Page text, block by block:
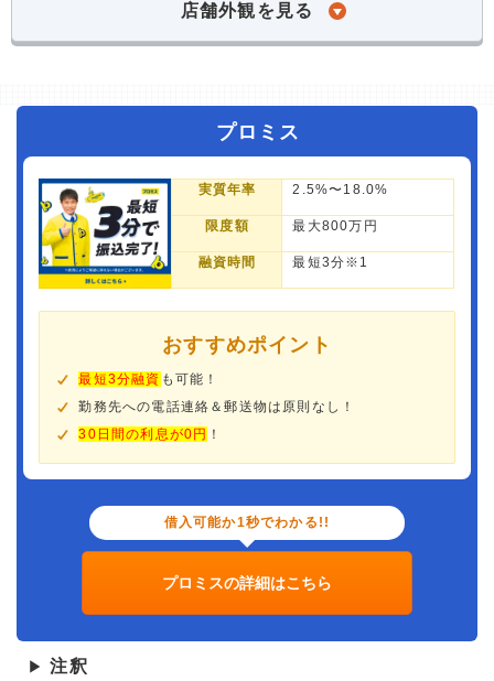
店舗外観を見る
プロミス
実質年率 2.5%〜18.0%
限度額 最大800万円
融資時間 最短3分※1
おすすめポイント
最短3分融資 も可能！
勤務先への電話連絡＆郵送物は原則なし！
30日間の利息が0円 ！
借入可能か1秒でわかる!!
プロミスの詳細はこちら
▶ 注釈